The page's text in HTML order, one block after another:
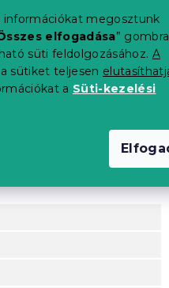
információkat megosztunk
elfogadása” gombra
süti feldolgozásához. A
sütiket teljesen
a Süti-kezelési